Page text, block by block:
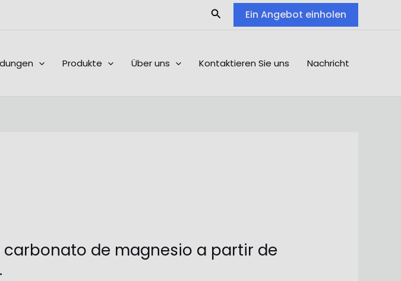
SearchEin Angebot einholen
Produkte Über uns Kontaktieren Sie uns Nachricht
de magnesio a partir de